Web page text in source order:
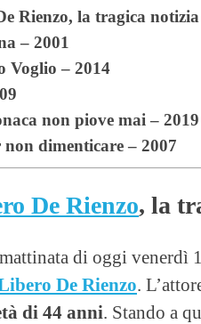
Rienzo, la tragica notizia
– 2001
Voglio – 2014
non piove mai – 2019
dimenticare – 2007
De Rienzo, la
di oggi venerdì
De Rienzo.
di 44 anni. Stando a